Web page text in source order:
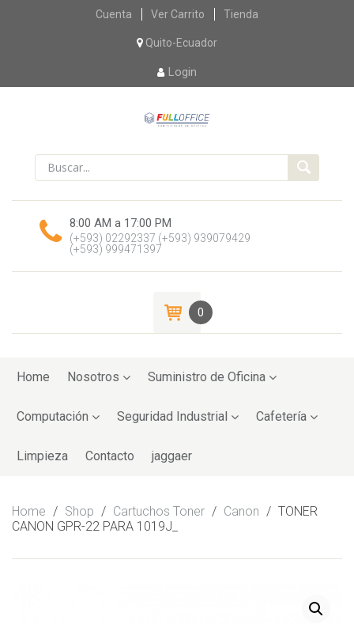
Skip
content
Cuenta Ver Carrito Tienda
Quito-Ecuador
Login
8:00 AM a 17:00 PM
(+593) 02292337 (+593) 939079429
(+593) 999471397
0
toHome Nosotros Suministro de Oficina
Computación Seguridad Industrial Cafetería
Limpieza Contacto jaggaer
Home / Shop / Cartuchos Toner / Canon / TONER
CANON GPR-22 PARA 1019J_